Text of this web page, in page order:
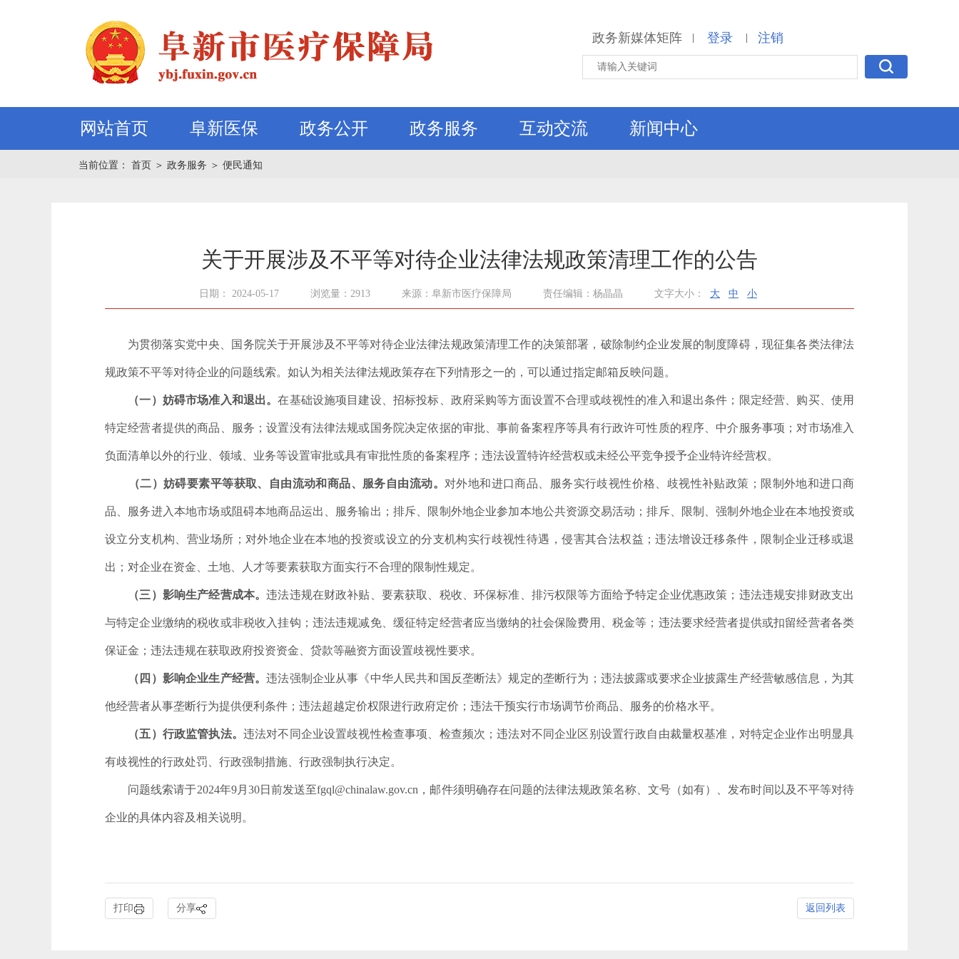
政务新媒体矩阵 | 登录 | 注销
网站首页 阜新医保 政务公开 政务服务 互动交流 新闻中心
当前位置： 首页 ＞ 政务服务 ＞ 便民通知
关于开展涉及不平等对待企业法律法规政策清理工作的公告
日期： 2024-05-17 浏览量：2913 来源：阜新市医疗保障局 责任编辑：杨晶晶 文字大小： 大 中 小
为贯彻落实党中央、国务院关于开展涉及不平等对待企业法律法规政策清理工作的决策部署，破除制约企业发展的制度障碍，现征集各类法律法
规政策不平等对待企业的问题线索。如认为相关法律法规政策存在下列情形之一的，可以通过指定邮箱反映问题。
（一）妨碍市场准入和退出。在基础设施项目建设、招标投标、政府采购等方面设置不合理或歧视性的准入和退出条件；限定经营、购买、使用
特定经营者提供的商品、服务；设置没有法律法规或国务院决定依据的审批、事前备案程序等具有行政许可性质的程序、中介服务事项；对市场准入
负面清单以外的行业、领域、业务等设置审批或具有审批性质的备案程序；违法设置特许经营权或未经公平竞争授予企业特许经营权。
（二）妨碍要素平等获取、自由流动和商品、服务自由流动。 对外地和进口商品、服务实行歧视性价格、歧视性补贴政策；限制外地和进口商
品、服务进入本地市场或阻碍本地商品运出、服务输出；排斥、限制外地企业参加本地公共资源交易活动；排斥、限制、强制外地企业在本地投资或
设立分支机构、营业场所；对外地企业在本地的投资或设立的分支机构实行歧视性待遇，侵害其合法权益；违法增设迁移条件，限制企业迁移或退
出；对企业在资金、土地、人才等要素获取方面实行不合理的限制性规定。
（三）影响生产经营成本。违法违规在财政补贴、要素获取、税收、环保标准、排污权限等方面给予特定企业优惠政策；违法违规安排财政支出
与特定企业缴纳的税收或非税收入挂钩；违法违规减免、缓征特定经营者应当缴纳的社会保险费用、税金等；违法要求经营者提供或扣留经营者各类
保证金；违法违规在获取政府投资资金、贷款等融资方面设置歧视性要求。
（四）影响企业生产经营。违法强制企业从事《中华人民共和国反垄断法》规定的垄断行为；违法披露或要求企业披露生产经营敏感信息，为其
他经营者从事垄断行为提供便利条件；违法超越定价权限进行政府定价；违法干预实行市场调节价商品、服务的价格水平。
（五）行政监管执法。 违法对不同企业设置歧视性检查事项、检查频次；违法对不同企业区别设置行政自由裁量权基准，对特定企业作出明显具
有歧视性的行政处罚、行政强制措施、行政强制执行决定。
问题线索请于2024年9月 30日前发送至fgql@chinalaw.gov.cn ，邮件须明确存在问题的法律法规政策名称、文号（如有）、发布时间以及不平等对待
企业的具体内容及相关说明。
打印 分享 返回列表